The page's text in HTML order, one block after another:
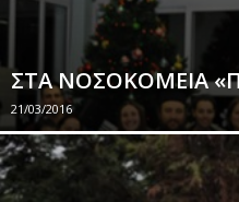
ΣΤΑ ΝΟΣΟΚΟΜΕΙΑ
21/03/2016